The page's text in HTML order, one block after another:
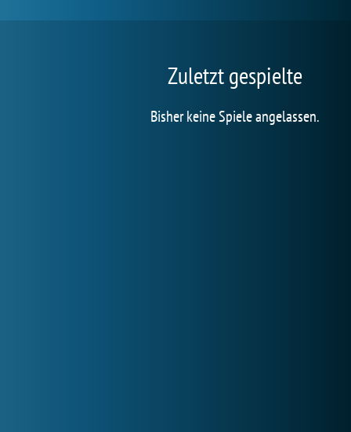
Zuletzt gespielte
Bisher keine Spiele angelassen.